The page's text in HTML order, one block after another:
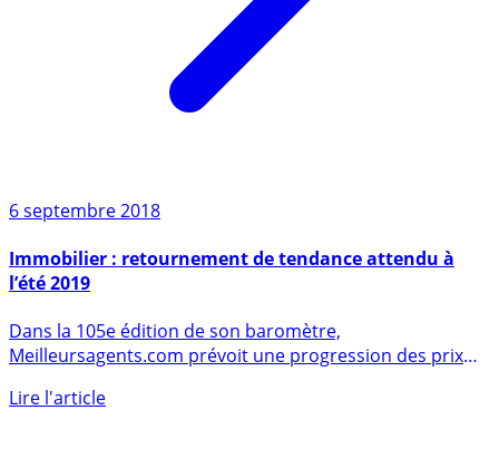
Immobilier : retournement de tendance attendu à
Dans la 105e édition de son baromètre,
Meilleursagents.com prévoit une progression des prix
des logements de 1.50% (...)